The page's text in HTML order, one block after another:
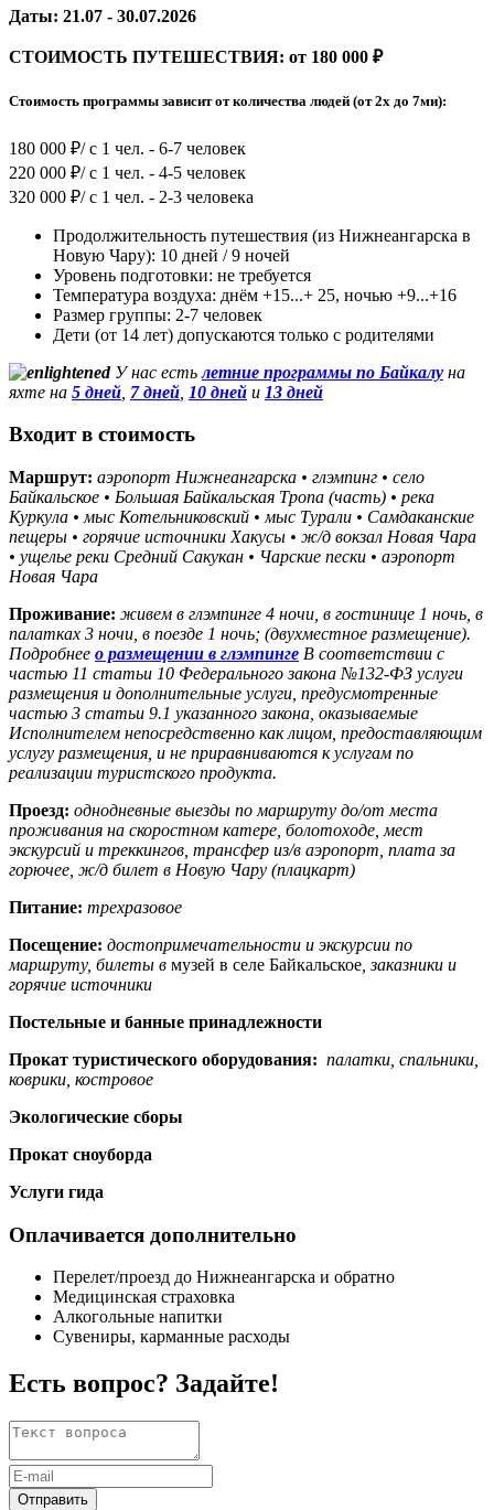
Даты: 21.07 - 30.07.2026
СТОИМОСТЬ ПУТЕШЕСТВИЯ: от 180 000 ₽
Стоимость программы зависит от количества людей (от 2х до 7ми):
180 000 ₽/ с 1 чел. - 6-7 человек
220 000 ₽/ с 1 чел. - 4-5 человек
320 000 ₽/ с 1 чел. - 2-3 человека
Продолжительность путешествия (из Нижнеангарска в
Новую Чару): 10 дней / 9 ночей
Уровень подготовки: не требуется
Температура воздуха: днём +15...+ 25, ночью +9...+16
Размер группы: 2-7 человек
Дети (от 14 лет) допускаются только с родителями
У нас естьлетние программы по Байкалу на
яхте на 5 дней 7 дней 10 дней и 13 дней
Входит в стоимость
Маршрут: аэропорт Нижнеангарска • глэмпинг • село
Байкальское • Большая Байкальская Тропа (часть) • река
Куркула • мыс Котельниковский • мыс Турали • Самдаканские
пещеры • горячие источники Хакусы • ж/д вокзал Новая Чара
• ущелье реки Средний Сакукан • Чарские пески • аэропорт
Новая Чара
Проживание: живем в глэмпинге 4 ночи, в гостинице 1 ночь, в
палатках 3 ночи, в поезде 1 ночь; (двухместное размещение).
Подробнее о размещении в глэмпинге В соответствии с
частью 11 статьи 10 Федерального закона №132-ФЗ услуги
размещения и дополнительные услуги, предусмотренные
частью 3 статьи 9.1 указанного закона, оказываемые
Исполнителем непосредственно как лицом, предоставляющим
услугу размещения, и не приравниваются к услугам по
реализации туристского продукта.
Проезд: однодневные выезды по маршруту до/от места
проживания на скоростном катере, болотоходе, мест
экскурсий и треккингов, трансфер из/в аэропорт, плата за
горючее, ж/д билет в Новую Чару (плацкарт)
Питание: трехразовое
Посещение: достопримечательности и экскурсии по
маршруту, билеты в музей в селе Байкальское , заказники и
горячие источники
Постельные и банные принадлежности
Прокат туристического оборудования: палатки, спальники,
коврики, костровое
Экологические сборы
Прокат сноуборда
Услуги гида
Оплачивается дополнительно
Перелет/проезд до Нижнеангарска и обратно
Медицинская страховка
Алкогольные напитки
Сувениры, карманные расходы
Есть вопрос? Задайте!
Отправить